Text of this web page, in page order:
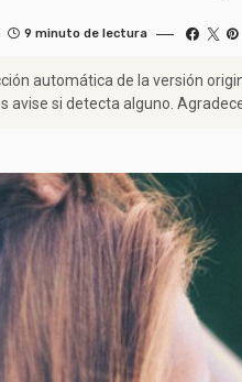
9 minuto de lectura
automática de la versión
avise si detecta alguno.